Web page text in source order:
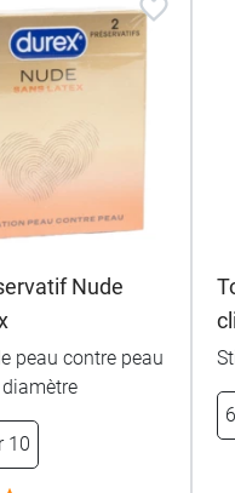
Nude
peau contre peau
10